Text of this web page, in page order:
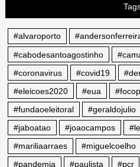
#alvaroporto
#cabodesantoagostinho
#coronavirus
#covid19
#eleicoes2020
#eua
#fundaoeleitoral
#geraldojulio
#jaboatao
#joaocampos
#mariliaarraes
#miguelcoelho
#pandemia
#paulista #pcr